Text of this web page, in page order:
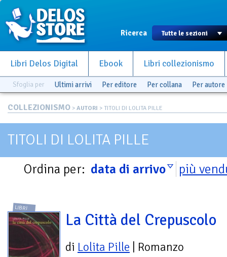
Ricerca
Libri Delos Digital Ebook Libri collezionismo
Sfoglia per Ultimi arrivi Per editore Per collana Per autore
COLLEZIONISMO > AUTORI > TITOLI DI LOLITA PILLE
TITOLI DI LOLITA PILLE
Ordina per: data di arrivo più
LIBRI
La Città del Crepuscolo
di Lolita Pille | Romanzo